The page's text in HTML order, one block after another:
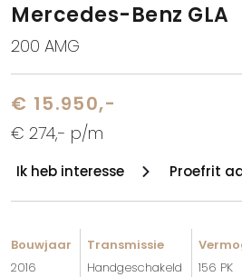
Mercedes-Benz GLA
200 AMG
€ 15.950,-
€ 274,- p/m
Ik heb interesse Proefrit
Bouwjaar
2016
Transmissie
Handgeschakeld
156 PK